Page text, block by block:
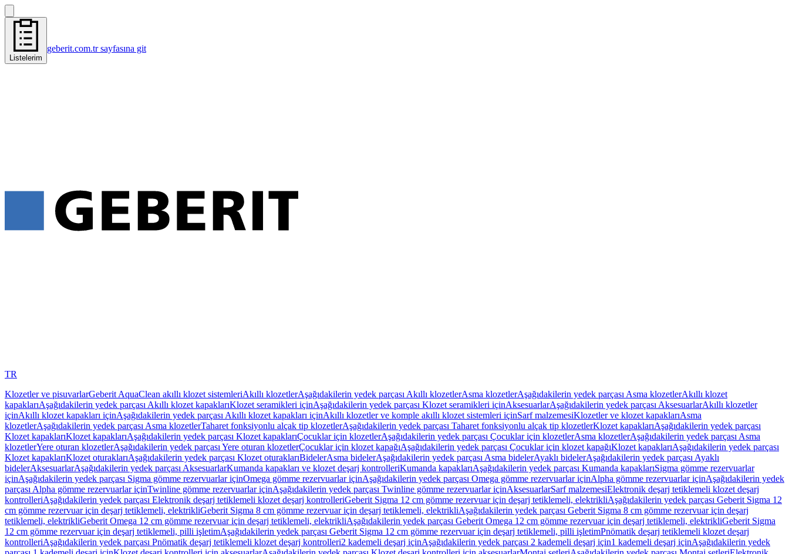
Listelerim
geberit.com.tr sayfasına git
TR
Klozetler ve pisuvarlarGeberit AquaClean akıllı klozet sistemleriAkıllı klozetlerAşağıdakilerin yedek parçası Akıllı klozetlerAsma klozetlerAşağıdakilerin yedek parçası Asma klozetlerAkıllı klozet
kapaklarıAşağıdakilerin yedek parçası Akıllı klozet kapaklarıKlozet seramikleri içinAşağıdakilerin yedek parçası Klozet seramikleri içinAksesuarlarAşağıdakilerin yedek parçası AksesuarlarAkıllı klozetler
içinAkıllı klozet kapakları içinAşağıdakilerin yedek parçası Akıllı klozet kapakları içinAkıllı klozetler ve komple akıllı klozet sistemleri içinSarf malzemesiKlozetler ve klozet kapaklarıAsma
klozetlerAşağıdakilerin yedek parçası Asma klozetlerTaharet fonksiyonlu alçak tip klozetlerAşağıdakilerin yedek parçası Taharet fonksiyonlu alçak tip klozetlerKlozet kapaklarıAşağıdakilerin yedek parçası
Klozet kapaklarıKlozet kapaklarıAşağıdakilerin yedek parçası Klozet kapaklarıÇocuklar için klozetlerAşağıdakilerin yedek parçası Çocuklar için klozetlerAsma klozetlerAşağıdakilerin yedek parçası Asma
klozetlerYere oturan klozetlerAşağıdakilerin yedek parçası Yere oturan klozetlerÇocuklar için klozet kapağıAşağıdakilerin yedek parçası Çocuklar için klozet kapağıKlozet kapaklarıAşağıdakilerin yedek parçası
Klozet kapaklarıKlozet oturaklarıAşağıdakilerin yedek parçası Klozet oturaklarıBidelerAsma bidelerAşağıdakilerin yedek parçası Asma bidelerAyaklı bidelerAşağıdakilerin yedek parçası Ayaklı
bidelerAksesuarlarAşağıdakilerin yedek parçası AksesuarlarKumanda kapakları ve klozet deşarj kontrolleriKumanda kapaklarıAşağıdakilerin yedek parçası Kumanda kapaklarıSigma gömme rezervuarlar
içinAşağıdakilerin yedek parçası Sigma gömme rezervuarlar içinOmega gömme rezervuarlar içinAşağıdakilerin yedek parçası Omega gömme rezervuarlar içinAlpha gömme rezervuarlar içinAşağıdakilerin yedek
parçası Alpha gömme rezervuarlar içinTwinline gömme rezervuarlar içinAşağıdakilerin yedek parçası Twinline gömme rezervuarlar içinAksesuarlarSarf malzemesiElektronik deşarj tetiklemeli klozet deşarj
kontrolleriAşağıdakilerin yedek parçası Elektronik deşarj tetiklemeli klozet deşarj kontrolleriGeberit Sigma 12 cm gömme rezervuar için deşarj tetiklemeli, elektrikliAşağıdakilerin yedek parçası Geberit Sigma 12
cm gömme rezervuar için deşarj tetiklemeli, elektrikliGeberit Sigma 8 cm gömme rezervuar için deşarj tetiklemeli, elektrikliAşağıdakilerin yedek parçası Geberit Sigma 8 cm gömme rezervuar için deşarj
tetiklemeli, elektrikliGeberit Omega 12 cm gömme rezervuar için deşarj tetiklemeli, elektrikliAşağıdakilerin yedek parçası Geberit Omega 12 cm gömme rezervuar için deşarj tetiklemeli, elektrikliGeberit Sigma
12 cm gömme rezervuar için deşarj tetiklemeli, pilli işletimAşağıdakilerin yedek parçası Geberit Sigma 12 cm gömme rezervuar için deşarj tetiklemeli, pilli işletimPnömatik deşarj tetiklemeli klozet deşarj
kontrolleriAşağıdakilerin yedek parçası Pnömatik deşarj tetiklemeli klozet deşarj kontrolleri2 kademeli deşarj içinAşağıdakilerin yedek parçası 2 kademeli deşarj için1 kademeli deşarj içinAşağıdakilerin yedek